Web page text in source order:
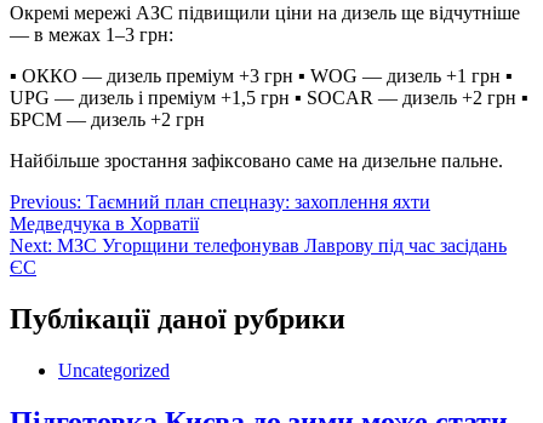
Окремі мережі АЗС підвищили ціни на дизель ще відчутніше
— в межах 1–3 грн:
▪️ ОККО — дизель преміум +3 грн ▪️ WOG — дизель +1 грн ▪️
UPG — дизель і преміум +1,5 грн ▪️ SOCAR — дизель +2 грн ▪️
БРСМ — дизель +2 грн
Найбільше зростання зафіксовано саме на дизельне пальне.
Навігація
записів
Previous: Таємний план спецназу: захоплення яхти
Медведчука в Хорватії
Next: МЗС Угорщини телефонував Лаврову під час засідань
ЄС
Публікації даної рубрики
Uncategorized